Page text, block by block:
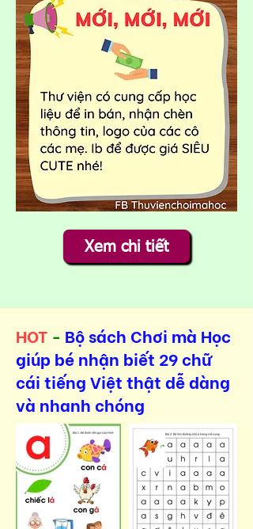
Xem chi tiết
HOT - Bộ sách Chơi mà Học
giúp bé nhận biết 29 chữ
cái tiếng Việt thật dễ dàng
và nhanh chóng